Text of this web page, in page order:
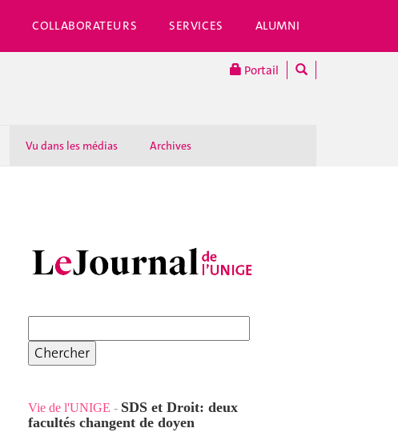
COLLABORATEURS SERVICES ALUMNI
Portail
Vu dans les médias Archives
Vie de l'UNIGE - SDS et Droit: deux
facultés changent de doyen